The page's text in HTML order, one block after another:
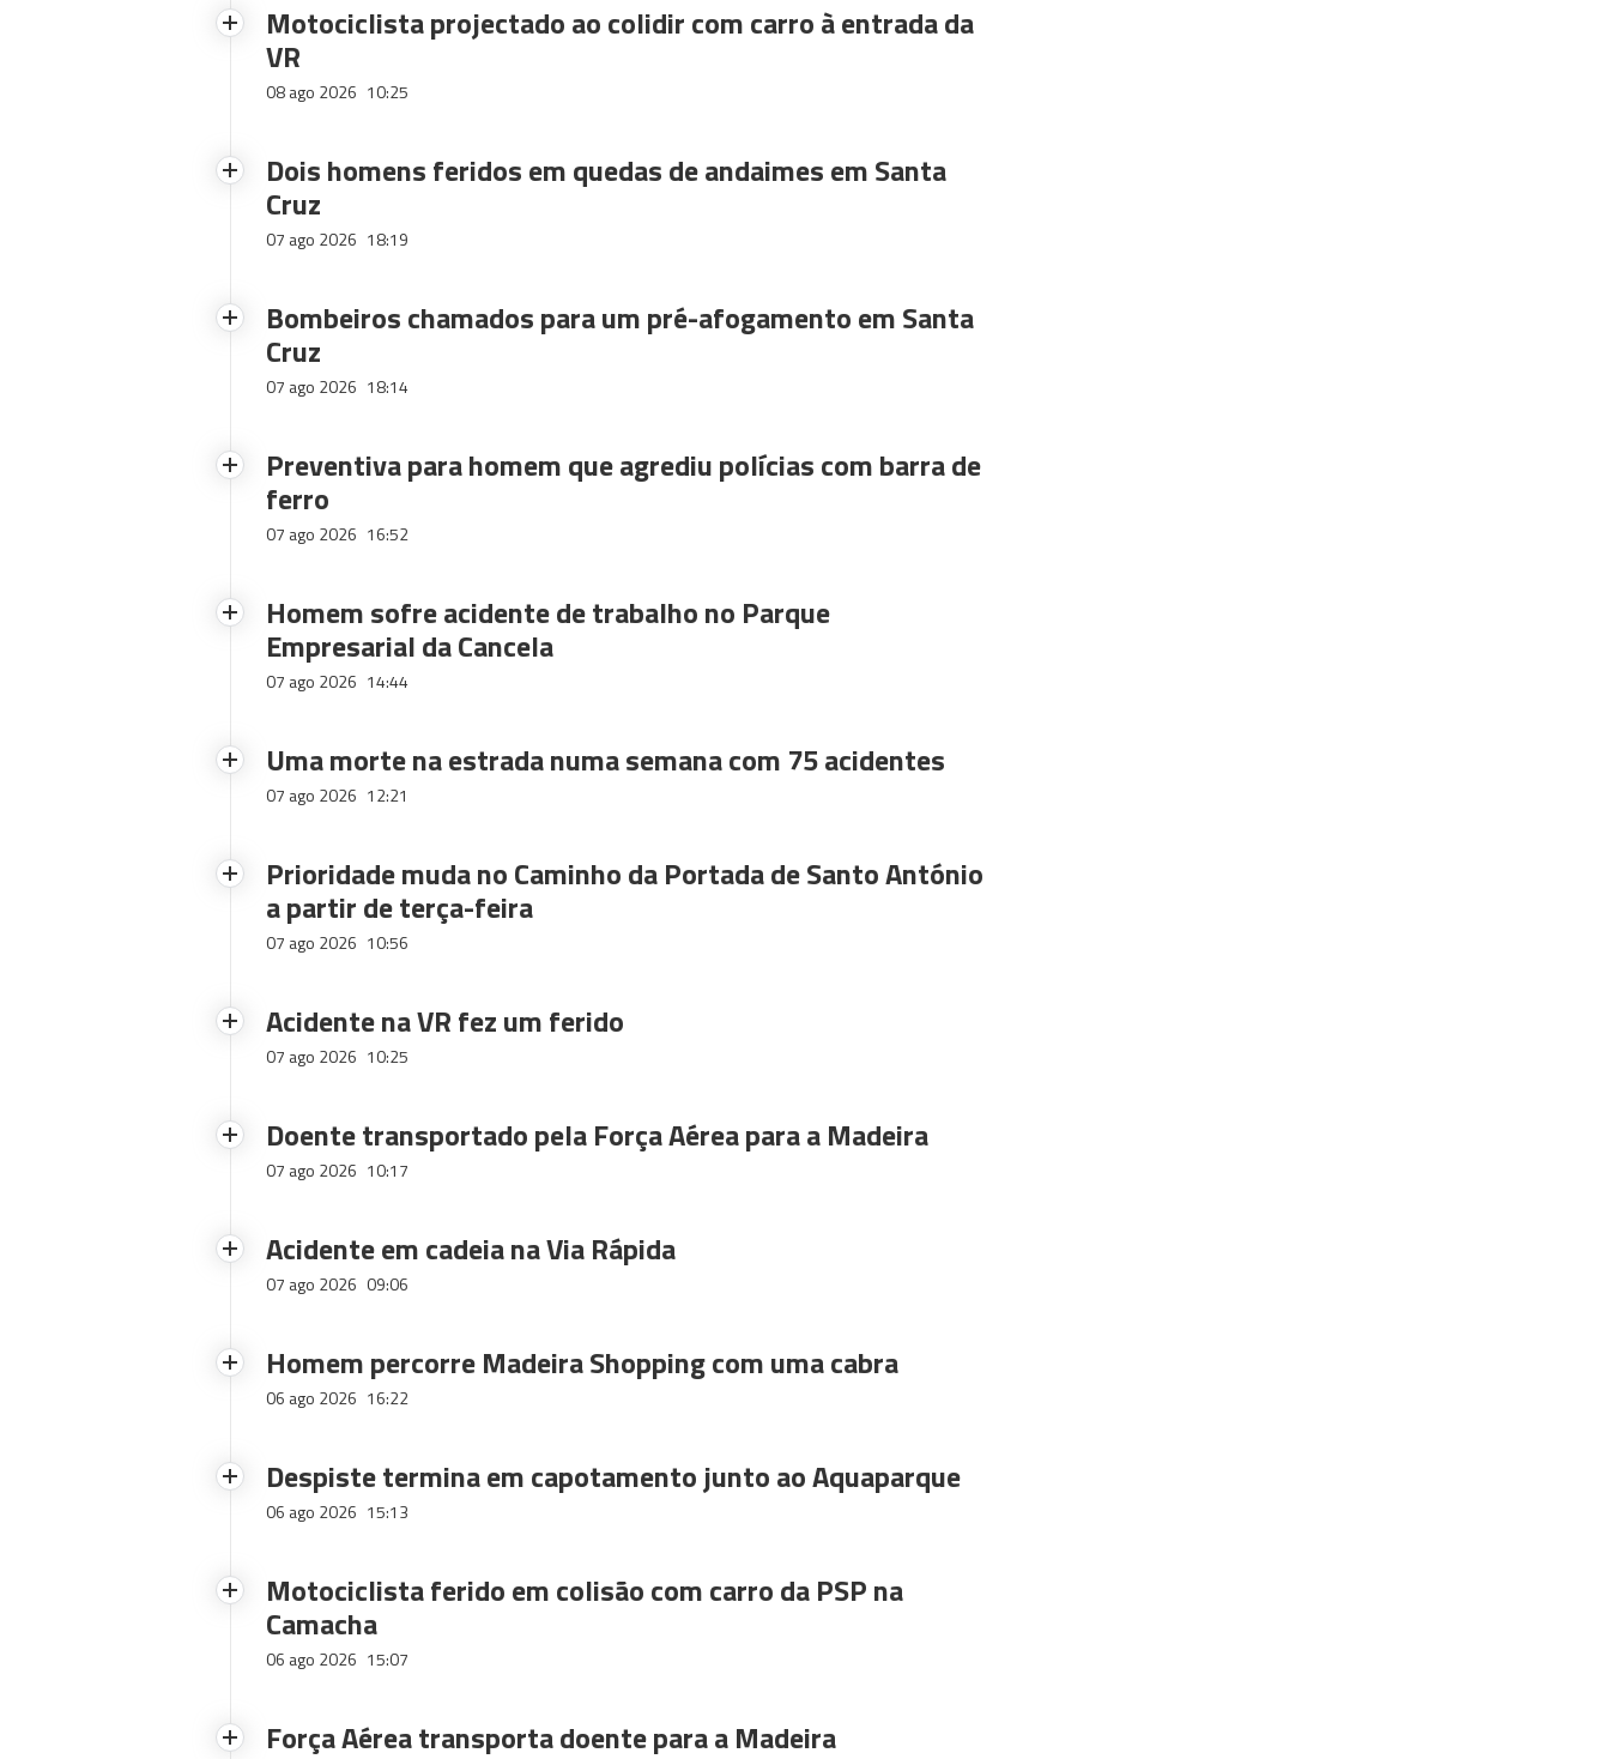
Motociclista projectado ao colidir com carro à entrada da
VR
08 ago 2026 10:25
Dois homens feridos em quedas de andaimes em Santa
Cruz
07 ago 2026 18:19
Bombeiros chamados para um pré-afogamento em Santa
Cruz
07 ago 2026 18:14
Preventiva para homem que agrediu polícias com barra de
ferro
07 ago 2026 16:52
Homem sofre acidente de trabalho no Parque
Empresarial da Cancela
07 ago 2026 14:44
Uma morte na estrada numa semana com 75 acidentes
07 ago 2026 12:21
Prioridade muda no Caminho da Portada de Santo António
a partir de terça-feira
07 ago 2026 10:56
Acidente na VR fez um ferido
07 ago 2026 10:25
Doente transportado pela Força Aérea para a Madeira
07 ago 2026 10:17
Acidente em cadeia na Via Rápida
07 ago 2026 09:06
Homem percorre Madeira Shopping com uma cabra
06 ago 2026 16:22
Despiste termina em capotamento junto ao Aquaparque
06 ago 2026 15:13
Motociclista ferido em colisão com carro da PSP na
Camacha
06 ago 2026 15:07
Força Aérea transporta doente para a Madeira